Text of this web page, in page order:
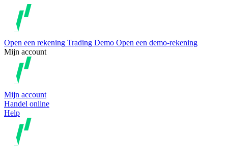
Open een rekening Trading Demo Open een demo-rekening
Mijn account
Mijn account
Handel online
Help